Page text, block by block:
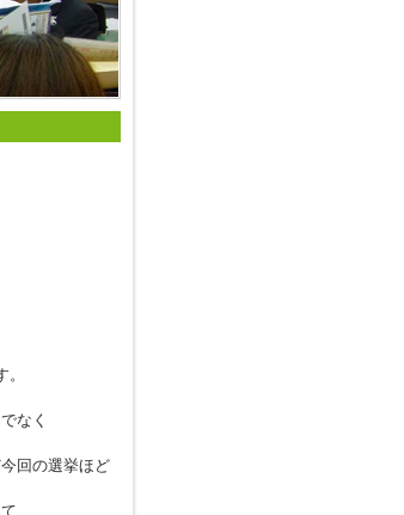
なく
回の選挙ほど